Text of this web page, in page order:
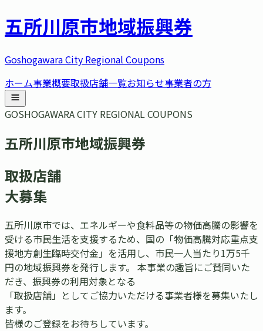
五所川原市地域振興券
Goshogawara City Regional Coupons
ホーム事業概要取扱店舗一覧お知らせ事業者の方
GOSHOGAWARA CITY REGIONAL COUPONS
五所川原市地域振興券
取扱店舗
大募集
五所川原市では、エネルギーや食料品等の物価高騰の影響を
受ける市民生活を支援するため、国の「物価高騰対応重点支
援地方創生臨時交付金」を活用し、市民一人当たり1万5千
円の地域振興券を発行します。 本事業の趣旨にご賛同いた
だき、振興券の利用対象となる
「取扱店舗」としてご協力いただける事業者様を募集いたし
ます。
皆様のご登録をお待ちしています。